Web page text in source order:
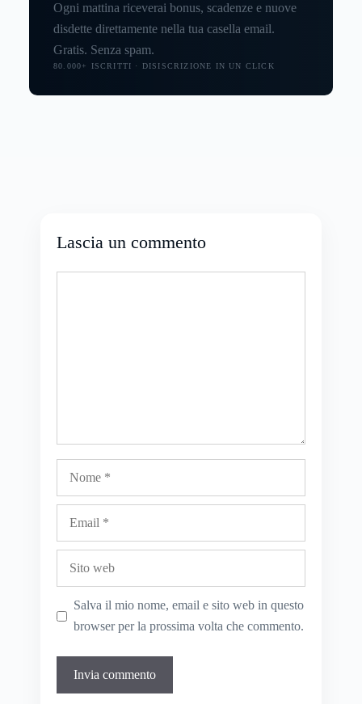
Ogni mattina riceverai bonus, scadenze e nuove
disdette direttamente nella tua casella email.
Gratis. Senza spam.
80.000+ ISCRITTI · DISISCRIZIONE IN UN CLICK
Lascia un commento
Salva il mio nome, email e sito web in questo
browser per la prossima volta che commento.